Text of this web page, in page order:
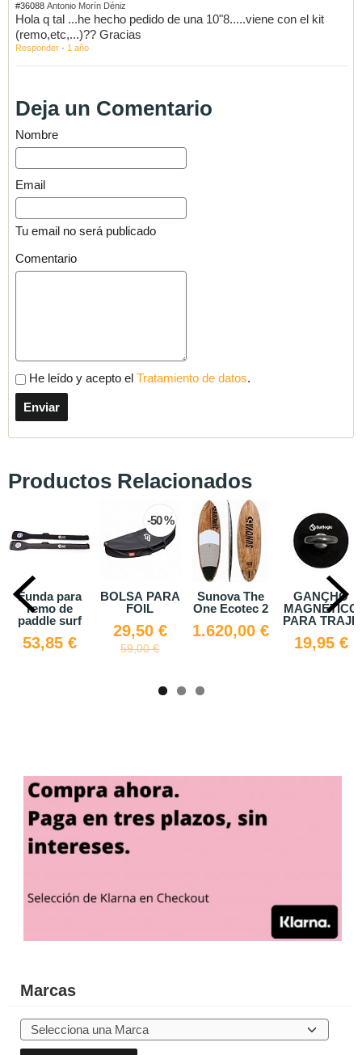
Marcas
#36088 Antonio Morín Déniz
Hola q tal ...he hecho pedido de una 10"8.....viene con el kit
(remo,etc,...)?? Gracias
Responder· 1 año
Deja un Comentario
Nombre
Email
Tu email no será publicado
Comentario
He leído y acepto el Tratamiento de datos.
Productos Relacionados
Funda para
remo de
paddle surf
53,85 €
-50 %
BOLSA PARA
FOIL
29,50 €
59,00 €
Sunova The
One Ecotec 2
1.620,00 €
GANCHO
MAGNÉTICO
PARA TRAJE
19,95 €